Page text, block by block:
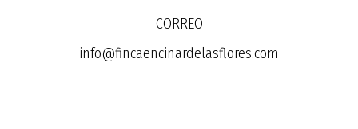
CORREO
info@fincaencinardelasflores.com